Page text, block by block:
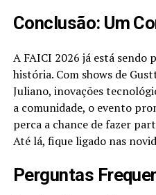
Conclusão: Um
A FAICI 2026 já está sendo
história. Com shows de
Juliano, inovações
a comunidade, o evento
perca a chance de fazer
Até lá, fique ligado nas
Perguntas